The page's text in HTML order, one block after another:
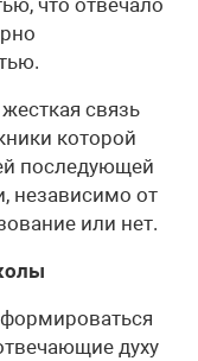
связь
которой
последующей
независимо от
или нет.
духу